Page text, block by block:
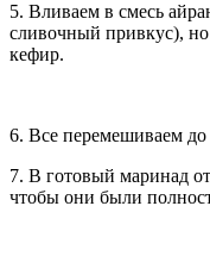
5. Вливаем в смесь
сливочный привкус),
кефир.
6. Все перемешиваем
7. В готовый маринад
чтобы они были